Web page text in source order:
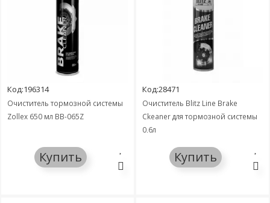
Код:196314
Очиститель тормозной системы
Zollex 650 мл BB-065Z
Купить
Код:28471
Очиститель Blitz Line Brake
Ckeaner для тормозной системы
0,6л
Купить